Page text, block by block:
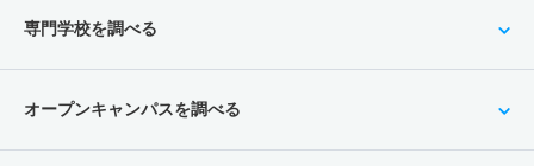
専門学校を調べる
オープンキャンパスを調べる